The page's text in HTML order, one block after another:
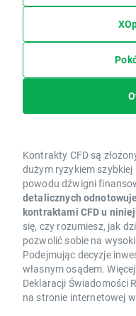
Kontrakty CFD są
dużym ryzykiem
powodu dźwigni
detalicznych
kontraktami CFD u
się, czy rozumiesz, jak
pozwolić sobie na
Podejmując decyzje
własnym osądem.
Deklaracji Świadomości
na stronie internetowej